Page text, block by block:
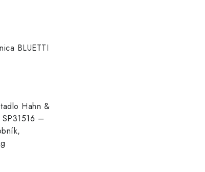
BLUETTI
Hahn &
–